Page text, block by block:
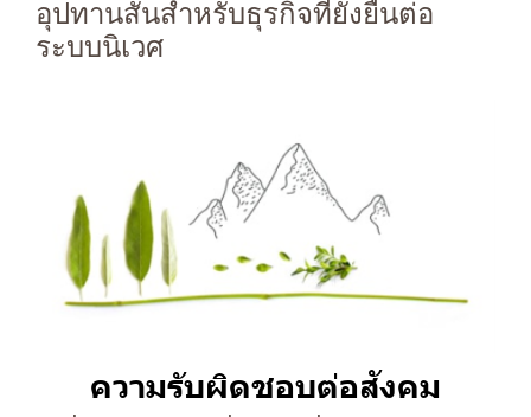
อุปทานสั้นสำหรับธุรกิจที่ยั่งยืนต่อ
ระบบนิเวศ
ความรับผิดชอบต่อสังคม